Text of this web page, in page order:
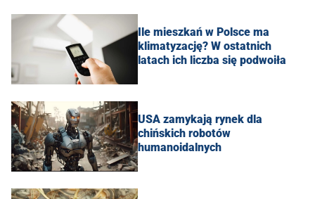
Ile mieszkań w Polsce ma
klimatyzację? W ostatnich
latach ich liczba się podwoiła
USA zamykają rynek dla
chińskich robotów
humanoidalnych